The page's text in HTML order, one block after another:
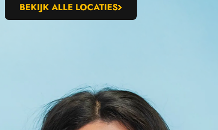
BEKIJK ALLE LOCATIES